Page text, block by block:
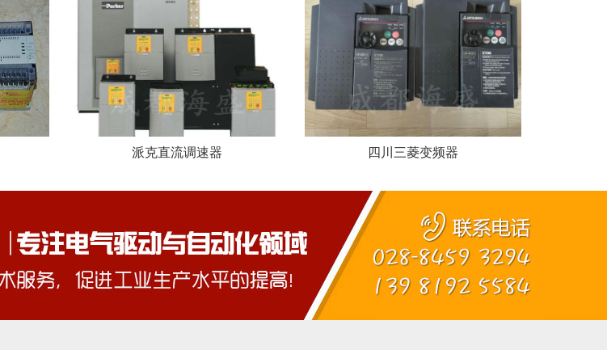
派克直流调速器 四川三菱变频器